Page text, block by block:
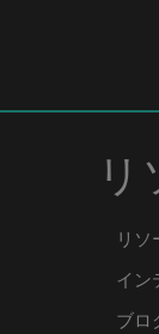
リ
リソ
イン
ブロ